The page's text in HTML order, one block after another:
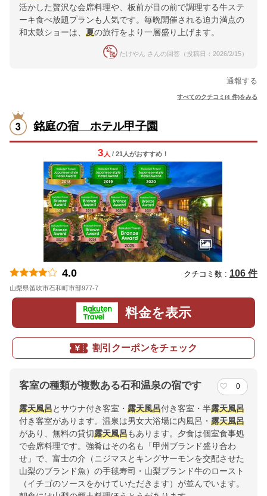
活かした贅沢な会席料理や、板前が目の前で調理する牛ステ
ーキ食べ放題プランも人気です。毎晩開催される迫力満点の
和太鼓ショーは、 夏の旅行をより一層盛り上げます。
たけやん さんの回答（投稿日：2026/2/15）
通報する
すべてのクチコミ(4 件)をみる
銘庭の宿 ホテル甲子園
3 人 / 21人がおすすめ！
4.0 クチコミ数 : 106 件
山梨県笛吹市石和町市部977-7
料金を表示
割引クーポンをチェック
客室の種類が複数ある石和温泉の宿です 0
露天風呂とサウナ付き客室・ 露天風呂付き客室・半露天風呂
付き客室があります。温泉は男女大浴場に内風呂・ 露天風呂
があり、無料の貸切露天風呂もあります。夕食は個室食事処
で会席料理です。強肴はその名も「甲州ブランド盛り合わ
せ」で、富士の介（ニジマスとキングサーモンを交配させた
山梨のブランド魚）の手毬寿司・山梨ブランド牛のロースト
（イチゴのソースをかけていただきます）が並んでいます。